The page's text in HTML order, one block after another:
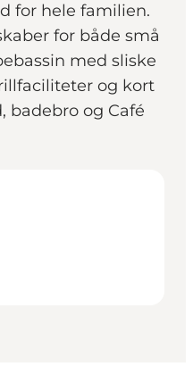
for hele familien.
for både små
med sliske
og kort
badebro og Café